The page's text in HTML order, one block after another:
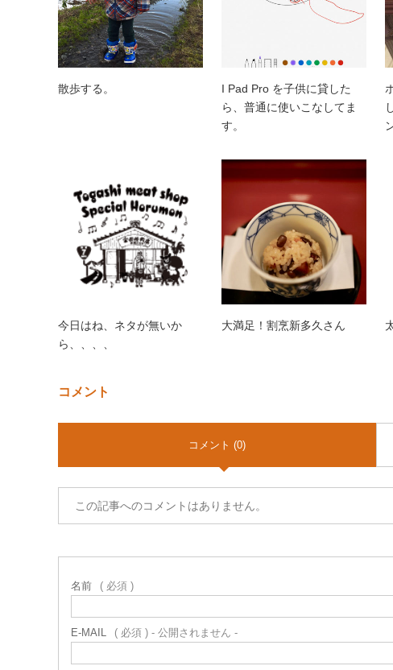
散歩する。
I Pad Pro を子供に貸した
ら、普通に使いこなしてま
す。
今日はね、ネタが無いか
ら、、、、
大満足！割烹新多久さん
コメント
コメント (0)
この記事へのコメントはありません。
名前 ( 必須 )
E-MAIL ( 必須 ) - 公開されません -